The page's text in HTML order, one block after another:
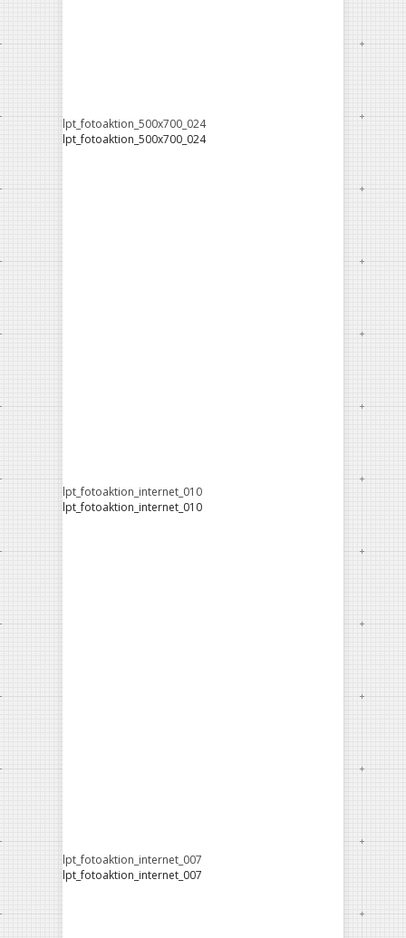
lpt_fotoaktion_500x700_024
lpt_fotoaktion_500x700_024
lpt_fotoaktion_internet_010
lpt_fotoaktion_internet_010
lpt_fotoaktion_internet_007
lpt_fotoaktion_internet_007